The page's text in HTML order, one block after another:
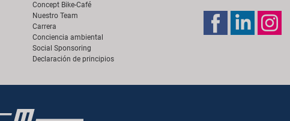
Concept Bike-Café
Nuestro Team
Carrera
Conciencia ambiental
Social Sponsoring
Declaración de principios